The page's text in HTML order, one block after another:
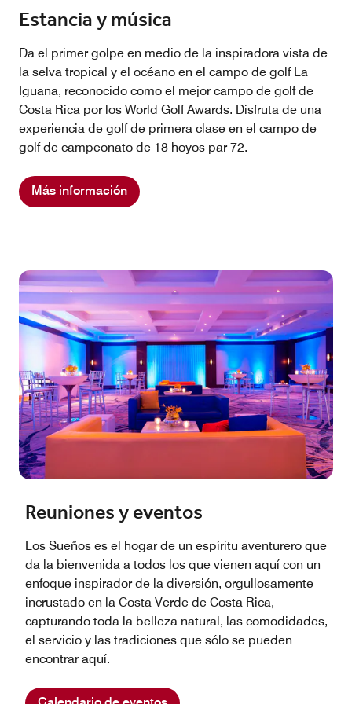
Estancia y música
Da el primer golpe en medio de la inspiradora vista de
la selva tropical y el océano en el campo de golf La
Iguana, reconocido como el mejor campo de golf de
Costa Rica por los World Golf Awards. Disfruta de una
experiencia de golf de primera clase en el campo de
golf de campeonato de 18 hoyos par 72.
Más información
Reuniones y eventos
Los Sueños es el hogar de un espíritu aventurero que
da la bienvenida a todos los que vienen aquí con un
enfoque inspirador de la diversión, orgullosamente
incrustado en la Costa Verde de Costa Rica,
capturando toda la belleza natural, las comodidades,
el servicio y las tradiciones que sólo se pueden
encontrar aquí.